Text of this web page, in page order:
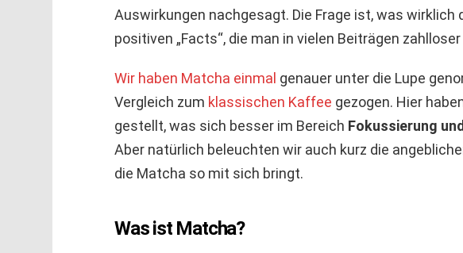
Auswirkungen nachgesagt. Die Frage ist, was wirklich
positiven „Facts“, die man in vielen Beiträgen
Wir haben Matcha einmal genauer unter die Lupe
Vergleich zum klassischen Kaffee gezogen. Hier
gestellt, was sich besser im Bereich Fokussierung
Aber natürlich beleuchten wir auch kurz die
die Matcha so mit sich bringt.
Was ist Matcha?